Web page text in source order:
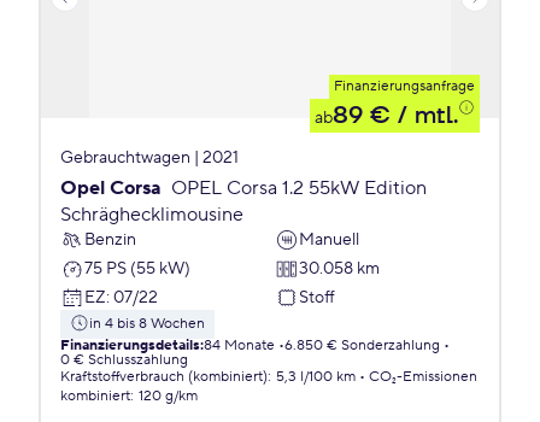
Finanzierungsanfrage
ab89 € / mtl.
Gebrauchtwagen | 2021
Opel Corsa OPEL Corsa 1.2 55kW Edition
Schräghecklimousine
Benzin
Manuell
75 PS (55 kW)
30.058 km
EZ: 07/22 Stoff
in 4 bis 8 Wochen
Finanzierungsdetails:84 Monate 6.850 € Sonderzahlung
0 € Schlusszahlung
Kraftstoffverbrauch (kombiniert): 5,3 l/100 km
CO₂-Emissionen
kombiniert: 120 g/km